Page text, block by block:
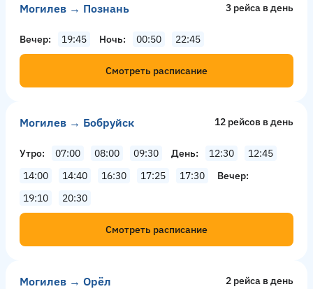
Могилев → Познань 3 рейсa в день
Вечер 19:45 Ночь 00:50 22:45
Смотреть расписание
Могилев → Бобруйск 12 рейсов в день
Утро 07:00 08:00 09:30 День 12:30
12:45
14:00
14:40 16:30 17:25 17:30
Вечер
19:10
20:30
Смотреть расписание
Могилев → Орёл 2 рейсa в день